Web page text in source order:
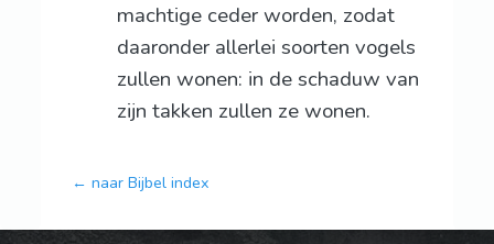
machtige ceder worden, zodat
daaronder allerlei soorten vogels
zullen wonen: in de schaduw van
zijn takken zullen ze wonen.
← naar Bijbel index